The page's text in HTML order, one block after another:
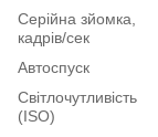
Серійна зйомка,
кадрів/сек
Автоспуск
Світлочутливість
(ISO)